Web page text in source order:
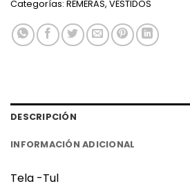
Categorías: REMERAS, VESTIDOS
DESCRIPCIÓN
INFORMACIÓN ADICIONAL
Tela -Tul